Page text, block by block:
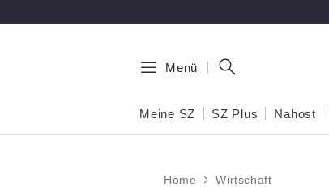
Menü
Meine SZ SZ Plus Nahost
Home Wirtschaft